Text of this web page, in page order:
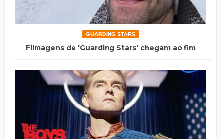
GUARDING STARS
Filmagens de 'Guarding Stars' chegam ao fim